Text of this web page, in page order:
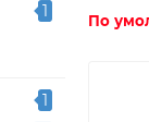
1
21
1
По